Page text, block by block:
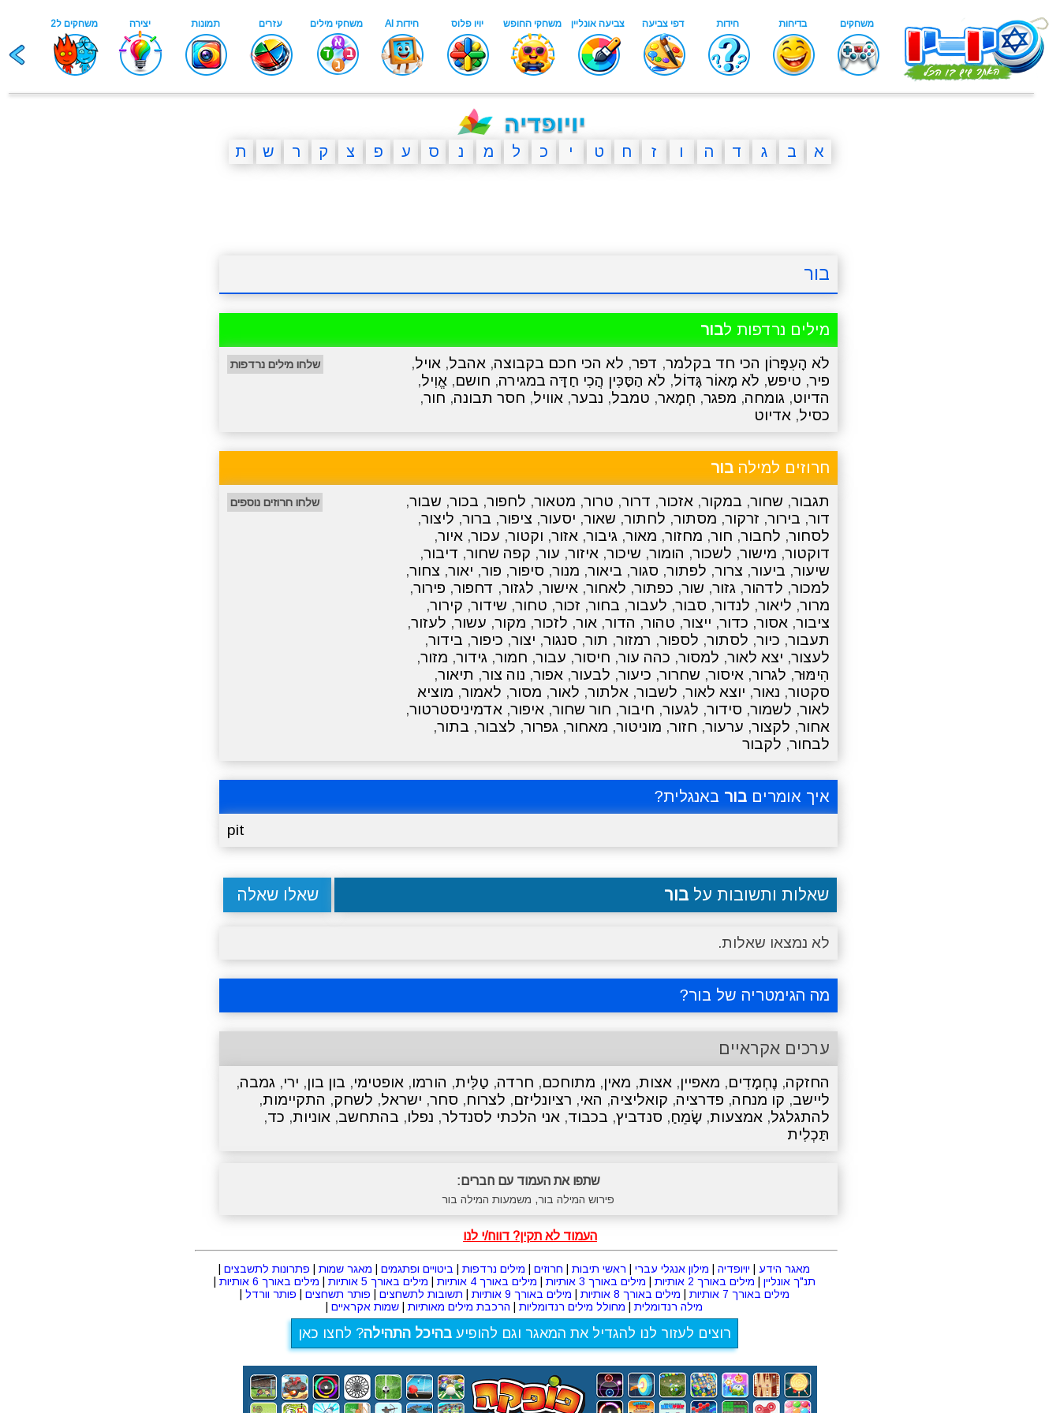
א ב ג ד ה ו ז ח ט י כ ל מ נ ס ע פ צ ק ר ש ת
בור
מילים נרדפות לבור
לֹא הָעִפָּרוֹן הכי חד בקלמר, דפר, לא הכי חכם בקבוצה, אהבל, אויל,
פיר, טיפש, לֹא מָאוֹר גָּדוֹל, לֹא הַסַּכִּין הֲכִי חַדָּה במגירה, חושם, אֱוִיל,
הדיוט, גומחה, מפגר, חְמָאר, טמבל, נבער, אוויל, חסר תבונה, חור,
כסיל, אדיוט
שלחו מילים נרדפות
חרוזים למילה בור
תגבור, שחור, במקור, אזכור, דרור, טרור, מטאור, לחפור, בכור, שבור,
דור, בירור, זרקור, מסתור, לחתור, שאור, יסעור, ציפור, ברור, ליצור,
לסחור, לחבור, חור, מחזור, מאור, גיבור, אזור, וקטור, עכור, איור,
דוקטור, מישור, לשכור, הומור, שיכור, איזור, עור, קפה שחור, דיבור,
שיעור, ביעור, צרור, לפתור, סגור, ביאור, מנור, סיפור, פור, יאור, צחור,
למכור, לדהור, גזור, שור, כפתור, לאחור, אישור, לגזור, דחפור, פירור,
מרור, ליאור, לנדור, סבור, לעבור, בחור, זכור, טחור, שידור, קירור,
ציבור, אסור, כדור, ייצור, טהור, הדור, אור, לזכור, מקור, עשור, לעזור,
תעבור, כיור, לסתור, לספור, רמזור, תור, סנגור, יצור, כיפור, בידור,
לעצור, יצא לאור, למסור, כהה עור, חיסור, עבור, חמור, גידור, מזור,
הִימּוּר, לגרור, איסור, שחרור, כיעור, לבעור, אפור, נוה צור, תיאור,
סקטור, נאור, יוצא לאור, לשבור, אלתור, לאור, מסור, לאמור, מוציא
לאור, לשמור, סידור, לגעור, חיבור, חור שחור, איפור, אדמיניסטרטור,
אחור, לקצור, ערעור, חזור, מוניטור, מאחור, גפרור, לצבור, בתור,
לבחור, לקבור
שלחו חרוזים נוספים
איך אומרים בור באנגלית?
pit
שאלות ותשובות עלבור שאלו שאלה
לא נמצאו שאלות.
מה הגימטריה של בור?
ערכים אקראיים
החזקה, נֶחְמָדִים, מאפיין, אצות, מאין, מתוחכם, חרדה, טַלִּית, הורמו, אופטימי, בון בון, ירי, גמבה,
ליישב, קו מנחה, פדרציה, קואליציה, האי, רציונליזם, לצרוח, סחר, ישראל, לשחק, התקיימות,
להתגלגל, אמצעות, שָׂמֵחַ, סנדביץ, בכבוד, אני הלכתי לסנדלר, נפלו, בהתחשב, אוניות, כד,
תַּכְלִית
שתפו את העמוד עם חברים:
פירוש המילה בור, משמעות המילה בור
העמוד לא תקין? דווח/י לנו
מאגר הידע יויופדיה מילון אנגלי עברי ראשי תיבות חרוזים מילים נרדפות ביטויים ופתגמים מאגר שמות פתרונות לתשבצים
תנ"ך אונליין
מילים באורך 2 אותיות מילים באורך 3 אותיות מילים באורך 4 אותיות מילים באורך 5 אותיות מילים באורך 6 אותיות
מילים באורך 7 אותיות
מילים באורך 8 אותיות מילים באורך 9 אותיות תשובות לתשחצים פותר תשחצים פותר וורדל
מילה רנדומלית
מחולל מילים רנדומליות הרכבת מילים מאותיות שמות אקראיים
רוצים לעזור לנו להגדיל את המאגר וגם להופיעבהיכל התהילה? לחצו כאן